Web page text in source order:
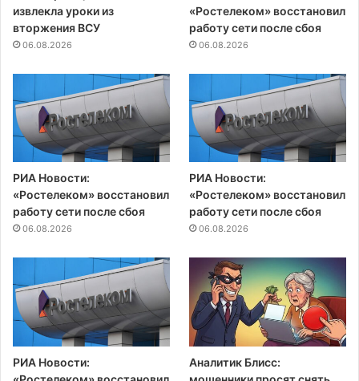
извлекла уроки из
вторжения ВСУ
06.08.2026
«Ростелеком» восстановил
работу сети после сбоя
06.08.2026
РИА Новости:
«Ростелеком» восстановил
работу сети после сбоя
06.08.2026
РИА Новости:
«Ростелеком» восстановил
работу сети после сбоя
06.08.2026
РИА Новости:
Аналитик Блисс: